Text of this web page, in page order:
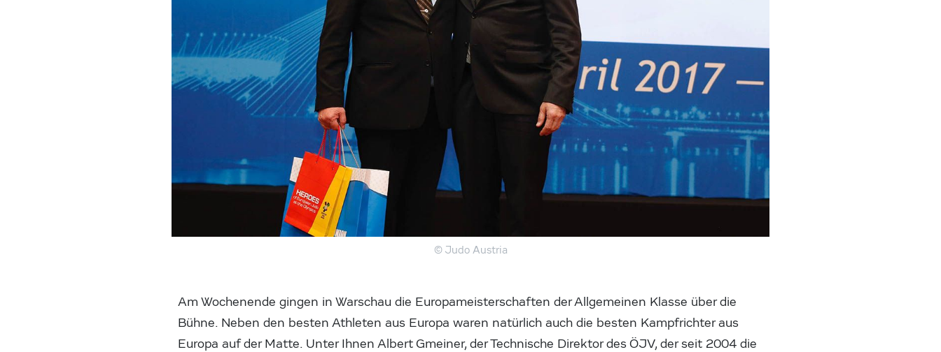
© Judo Austria
Am Wochenende gingen in Warschau die Europameisterschaften der Allgemeinen Klasse über die
Bühne. Neben den besten Athleten aus Europa waren natürlich auch die besten Kampfrichter aus
Europa auf der Matte. Unter Ihnen Albert Gmeiner, der Technische Direktor des ÖJV, der seit 2004 die